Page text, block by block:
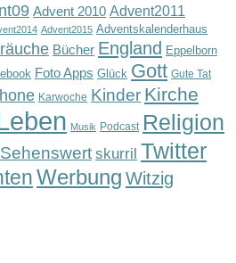
Advent 2010 Advent2011
Advent2015 Adventskalenderhaus
Bücher England Eppelborn
Foto Apps Glück Gott Gute Tat
Karwoche Kinder Kirche
Musik Podcast Religion
Sehenswert skurril Twitter
Werbung Witzig